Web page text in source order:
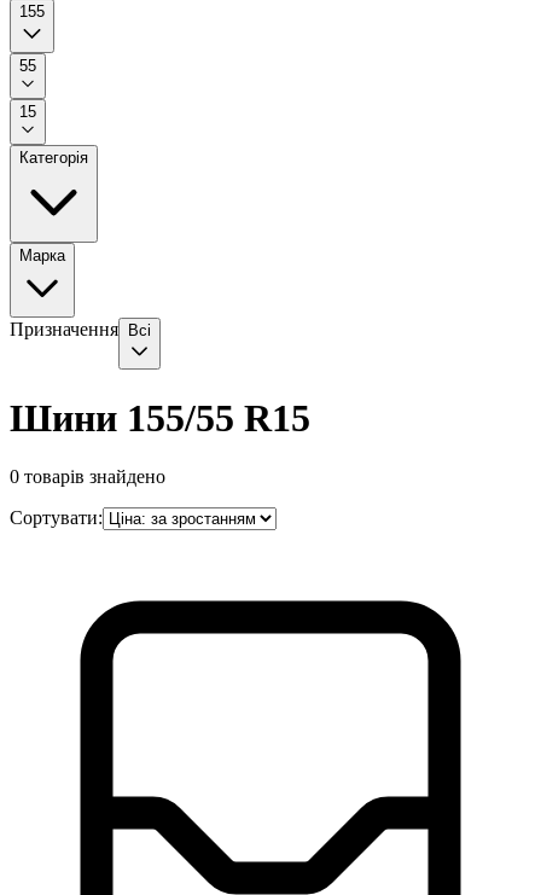
155
55
15
Категорія
Марка
Призначення Всі
Шини 155/55 R15
0 товарів знайдено
Сортувати: